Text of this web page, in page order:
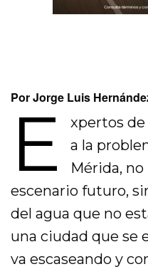
Por Jorge Luis
E
xpertos de
a la
Mérida,
escenario futuro,
del agua que no
una ciudad que se
va escaseando y